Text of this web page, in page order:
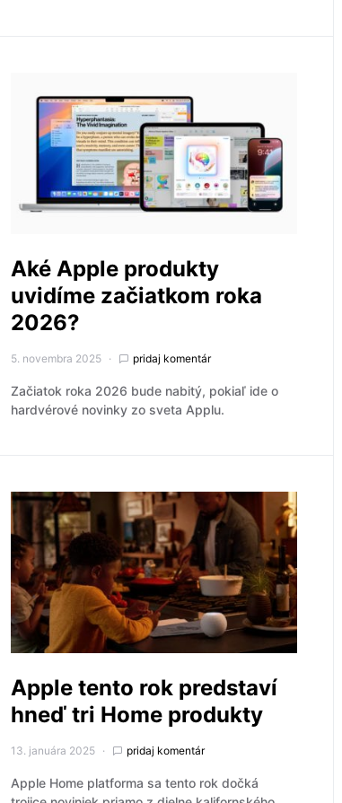
Aké Apple produkty
uvidíme začiatkom roka
2026?
5. novembra 2025 pridaj komentár
Začiatok roka 2026 bude nabitý, pokiaľ ide o
hardvérové novinky zo sveta Applu.
Apple tento rok predstaví
hneď tri Home produkty
13. januára 2025 pridaj komentár
Apple Home platforma sa tento rok dočká